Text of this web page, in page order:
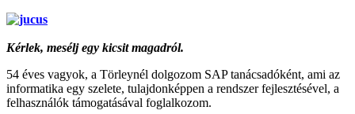
Kérlek, mesélj egy kicsit magadról.
54 éves vagyok, a Törleynél dolgozom SAP tanácsadóként, ami az
informatika egy szelete, tulajdonképpen a rendszer fejlesztésével, a
felhasználók támogatásával foglalkozom.